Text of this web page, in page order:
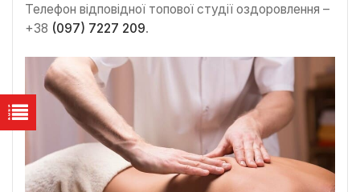
Телефон відповідної топової студії оздоровлення –
+38 (097) 7227 209.